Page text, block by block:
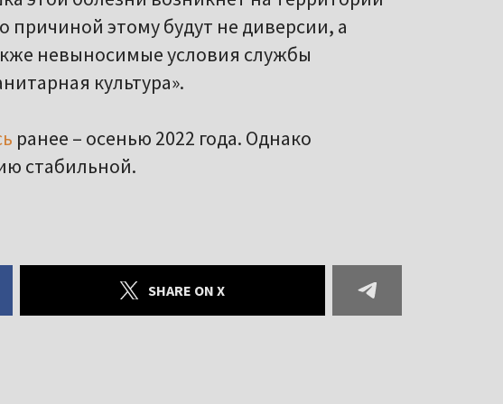
культура».
ранее – осенью 2022 года. Однако